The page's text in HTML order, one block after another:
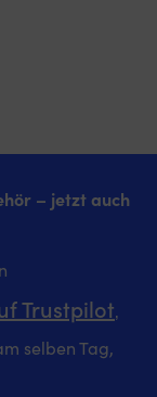
– jetzt auch
Trustpilot‚
selben Tag,